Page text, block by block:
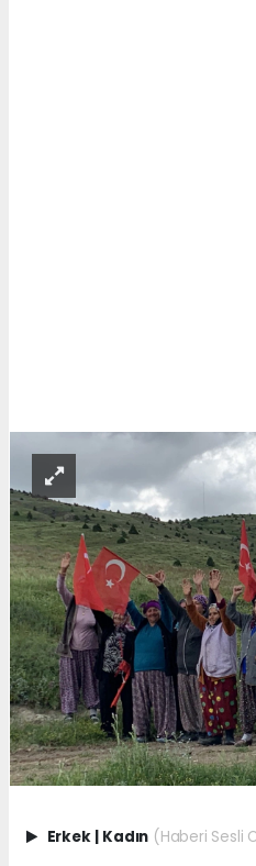
Erkek Kadın (Haberi Sesli